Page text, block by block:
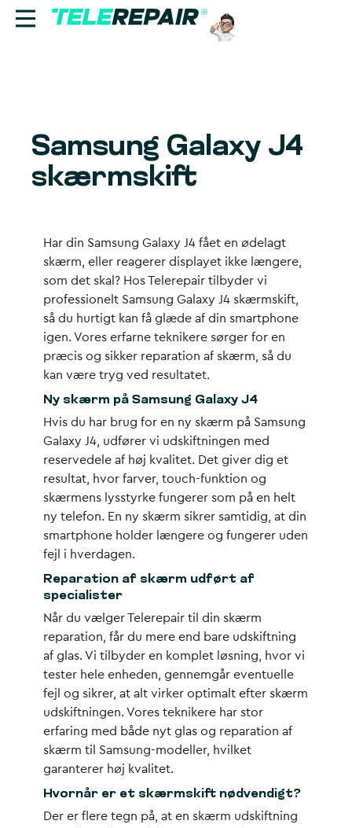
Find butik
Ring til os:
+45 70 60 55 90
Samsung Galaxy J4
skærmskift
Har din Samsung Galaxy J4 fået en ødelagt
skærm, eller reagerer displayet ikke længere,
som det skal? Hos Telerepair tilbyder vi
professionelt Samsung Galaxy J4 skærmskift
så du hurtigt kan få glæde af din smartphone
igen. Vores erfarne teknikere sørger for en
præcis og sikker reparation af skærm, så du
kan være tryg ved resultatet.
Ny skærm på Samsung Galaxy J4
Hvis du har brug for en ny skærm på Samsung
Galaxy J4, udfører vi udskiftningen med
reservedele af høj kvalitet. Det giver dig et
resultat, hvor farver, touch-funktion og
skærmens lysstyrke fungerer som på en helt
ny telefon. En ny skærm sikrer samtidig, at din
smartphone holder længere og fungerer uden
fejl i hverdagen.
Reparation af skærm udført af
specialister
Når du vælger Telerepair til din skærm
reparation, får du mere end bare udskiftning
af glas. Vi tilbyder en komplet løsning, hvor vi
tester hele enheden, gennemgår eventuelle
fejl og sikrer, at alt virker optimalt efter skærm
udskiftningen. Vores teknikere har stor
erfaring med både nyt glas og reparation af
skærm til Samsung-modeller, hvilket
garanterer høj kvalitet.
Hvornår er et skærmskift nødvendigt?
Der er flere tegn på, at en skærm udskiftning